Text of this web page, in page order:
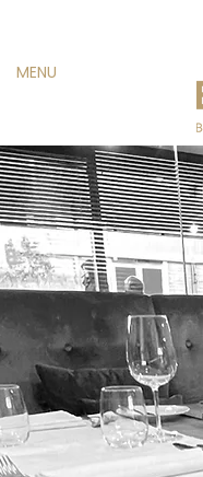
MENU